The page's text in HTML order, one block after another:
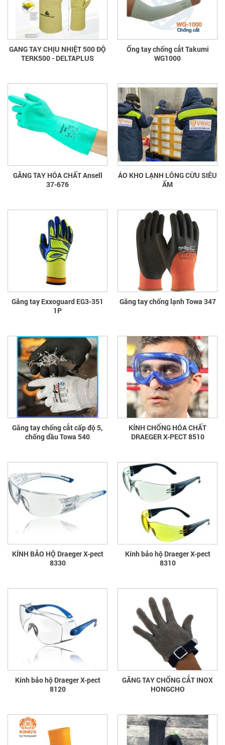
GANG TAY CHỊU NHIỆT 500 ĐỘ
TERK500 - DELTAPLUS
Ống tay chống cắt Takumi
WG1000
GĂNG TAY HÓA CHẤT Ansell
37-676
ÁO KHO LẠNH LÔNG CỪU SIÊU
ẤM
Găng tay Exxoguard EG3-351
1P
Găng tay chống lạnh Towa 347
Găng tay chống cắt cấp độ 5,
chống dầu Towa 540
KÍNH CHỐNG HÓA CHẤT
DRAEGER X-PECT 8510
KÍNH BẢO HỘ Draeger X-pect
8330
Kính bảo hộ Draeger X-pect
8310
Kính bảo hộ Draeger X-pect
8120
GĂNG TAY CHỐNG CẮT INOX
HONGCHO